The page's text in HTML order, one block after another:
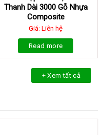
Thanh Dài 3000 Gỗ Nhựa
Composite
Giá: Liên hệ
Read more
+ Xem tất cả